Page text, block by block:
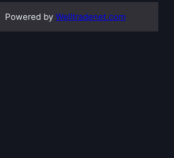
Powered by Welltradenet.com